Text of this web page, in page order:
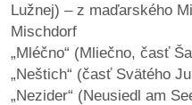
Lužnej) – z maďarského
Mischdorf
„Mléčno“ (Mliečno, časť
„Neštich“ (časť Svätého
„Nezider“ (Neusiedl am